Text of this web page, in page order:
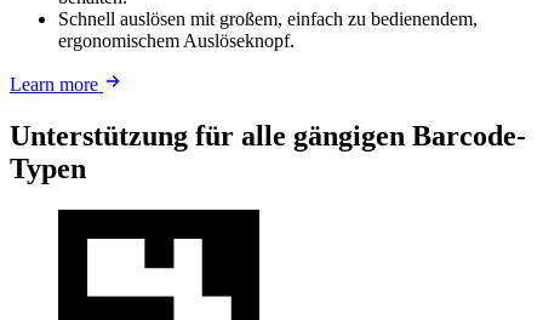
Schnell auslösen mit großem, einfach zu bedienendem,
ergonomischem Auslöseknopf.
Learn more
Unterstützung für alle gängigen Barcode-
Typen